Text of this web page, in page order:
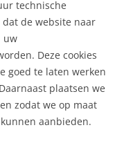
technische
de website naar
uw
Deze cookies
goed te laten werken
plaatsen we
zodat we op maat
aanbieden.